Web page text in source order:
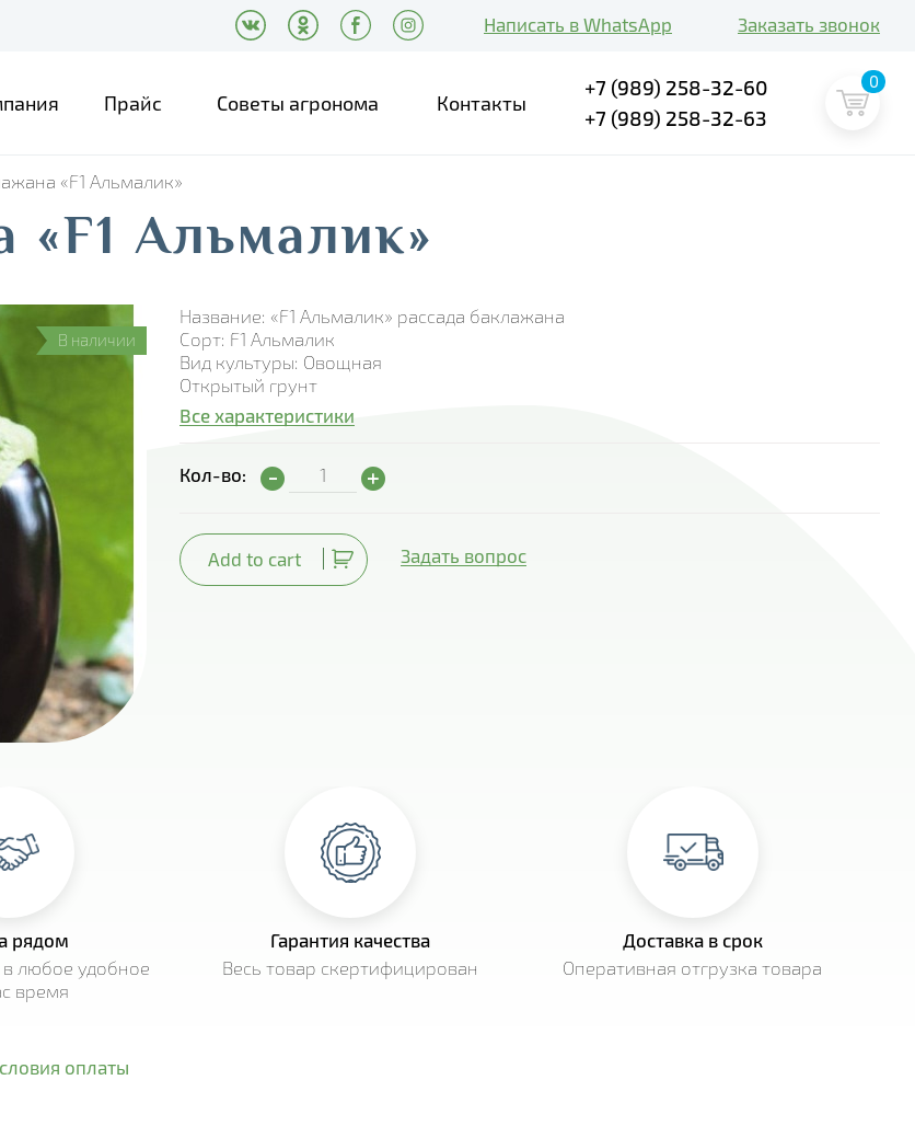
Написать в WhatsApp Заказать звонок
Прайс Советы агронома Контакты
+7 (989) 258-32-60
+7 (989) 258-32-63
0
«F1 Альмалик»
Альмалик»
В наличии
Название: «F1 Альмалик» рассада баклажана
Сорт: F1 Альмалик
Вид культуры: Овощная
Открытый грунт
Все характеристики
Кол-во: Рассада баклажана "F1 Альмалик" quantity
Add to cart Задать вопрос
рядом
любое удобное
время
Гарантия качества
Весь товар скертифицирован
Доставка в срок
Оперативная отгрузка товара
оплаты